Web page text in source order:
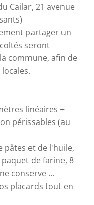
Cailar, 21 avenue
partager un
seront
commune, afin de
linéaires +
périssables (au
pâtes et de l'huile,
de farine, 8
conserve ...
placards tout en